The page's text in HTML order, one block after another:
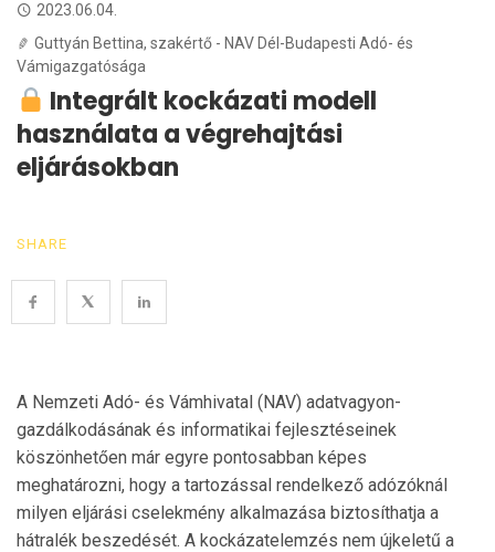
2023.06.04.
Guttyán Bettina, szakértő - NAV Dél-Budapesti Adó- és
Vámigazgatósága
Integrált kockázati modell
használata a végrehajtási
eljárásokban
SHARE
A Nemzeti Adó- és Vámhivatal (NAV) adatvagyon-
gazdálkodásának és informatikai fejlesztéseinek
köszönhetően már egyre pontosabban képes
meghatározni, hogy a tartozással rendelkező adózóknál
milyen eljárási cselekmény alkalmazása biztosíthatja a
hátralék beszedését. A kockázatelemzés nem újkeletű a